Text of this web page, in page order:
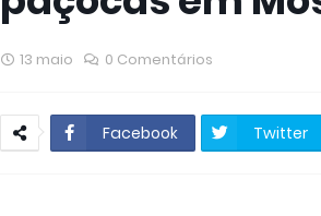
13 maio 0 Comentários
Facebook Twitter